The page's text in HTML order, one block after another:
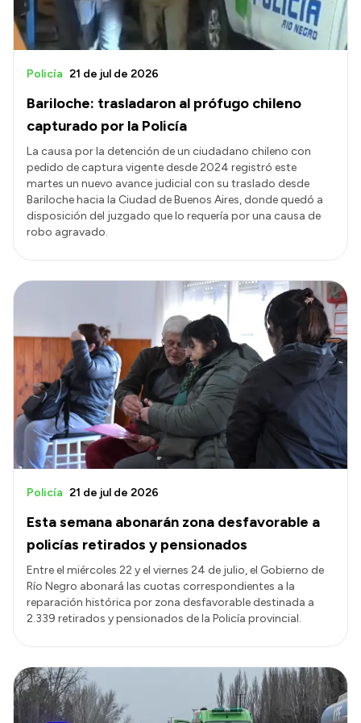
Bariloche: trasladaron al prófugo chileno
capturado por la Policía
Policía 21 de jul de 2026
La causa por la detención de un ciudadano chileno con
pedido de captura vigente desde 2024 registró este
martes un nuevo avance judicial con su traslado desde
Bariloche hacia la Ciudad de Buenos Aires, donde quedó a
disposición del juzgado que lo requería por una causa de
robo agravado.
Esta semana abonarán zona desfavorable a
policías retirados y pensionados
Policía 21 de jul de 2026
Entre el miércoles 22 y el viernes 24 de julio, el Gobierno de
Río Negro abonará las cuotas correspondientes a la
reparación histórica por zona desfavorable destinada a
2.339 retirados y pensionados de la Policía provincial.